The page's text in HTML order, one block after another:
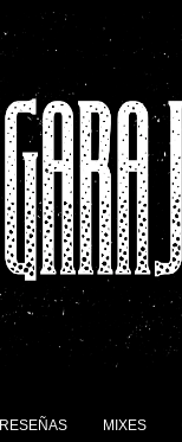
RESEÑAS MIXES